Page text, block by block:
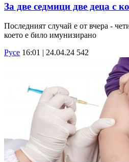
За две седмици две деца с
Последният случай е от вчера -
което е било имунизирано
Русе 16:01 | 24.04.24 542